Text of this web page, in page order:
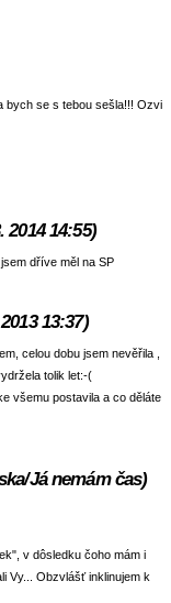
bych se s tebou sešla!!! Ozvi
14:55)
dříve měl na SP
13:37)
celou dobu jsem nevěřila ,
tolik let:-(
všemu postavila a co děláte
Já nemám čas)
v dôsledku čoho mám i
Vy... Obzvlášť inklinujem k